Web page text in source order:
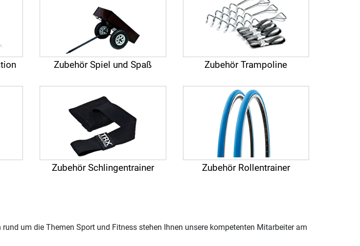
Zubehör Spiel und Spaß Zubehör Trampoline
Zubehör Schlingentrainer Zubehör Rollentrainer
um die Themen Sport und Fitness stehen Ihnen unsere kompetenten Mitarbeiter am